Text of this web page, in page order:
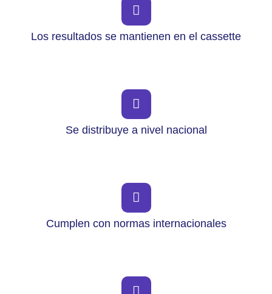
Los resultados se mantienen en el cassette
Se distribuye a nivel nacional
Cumplen con normas internacionales